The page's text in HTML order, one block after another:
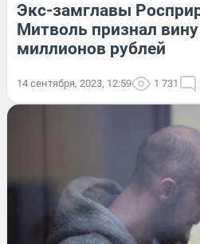
Экс-замглавы
Митволь признал
миллионов рублей
14 сентября, 2023, 12:59 1 731